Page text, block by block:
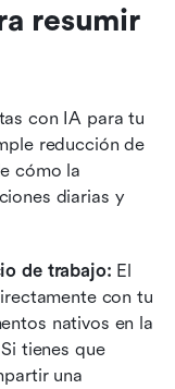
resumir
con IA para tu
reducción de
cómo la
diarias y
de trabajo: El
con tu
nativos en la
tienes que
una